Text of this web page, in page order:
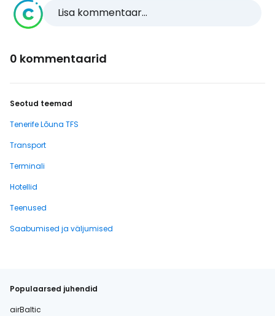
Lisa kommentaar...
0 kommentaarid
Seotud teemad
Tenerife Lõuna TFS
Transport
Terminali
Hotellid
Teenused
Saabumised ja väljumised
Populaarsed juhendid
airBaltic